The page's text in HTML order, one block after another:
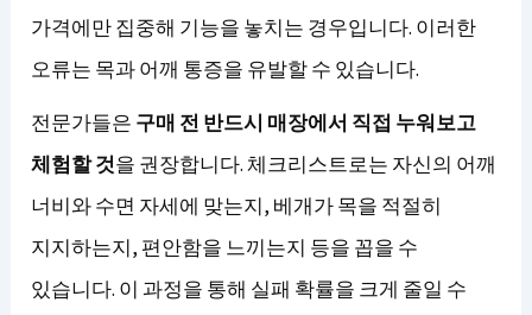
가격에만 집중해 기능을 놓치는 경우입니다. 이러한
오류는 목과 어깨 통증을 유발할 수 있습니다.
전문가들은 구매 전 반드시 매장에서 직접 누워보고
체험할 것을 권장합니다. 체크리스트로는 자신의 어깨
너비와 수면 자세에 맞는지, 베개가 목을 적절히
지지하는지, 편안함을 느끼는지 등을 꼽을 수
있습니다. 이 과정을 통해 실패 확률을 크게 줄일 수